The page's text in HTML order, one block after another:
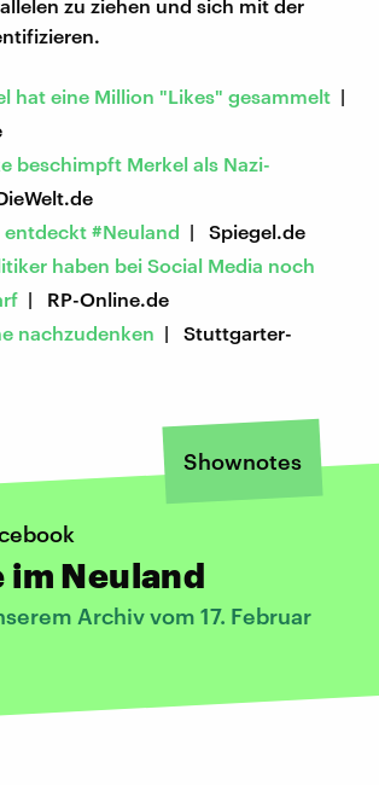
zu ziehen und sich mit der
hat eine Million "Likes" gesammelt |
beschimpft Merkel als Nazi-
entdeckt #Neuland | Spiegel.de
haben bei Social Media noch
| RP-Online.de
nachzudenken | Stuttgarter-
Shownotes
im Neuland
Archiv vom 17. Februar